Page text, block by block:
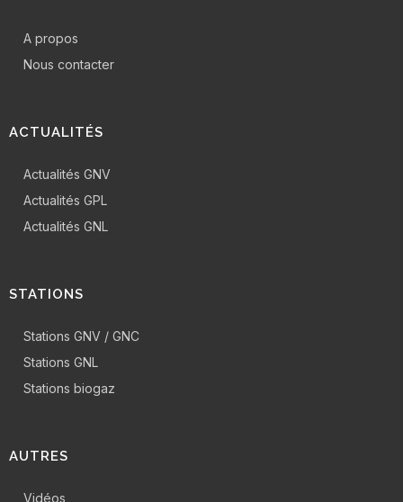
A propos
Nous contacter
ACTUALITÉS
Actualités GNV
Actualités GPL
Actualités GNL
STATIONS
Stations GNV / GNC
Stations GNL
Stations biogaz
AUTRES
Vidéos